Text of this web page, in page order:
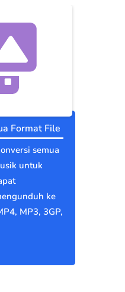
Format File
semua
untuk
ke
MP3, 3GP,